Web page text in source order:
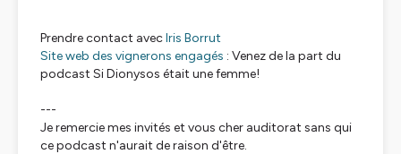
Prendre contact avecIris Borrut
Site web des vignerons engagés : Venez de la part du
podcast Si Dionysos était une femme!
---
Je remercie mes invités et vous cher auditorat sans qui
ce podcast n'aurait de raison d'être.